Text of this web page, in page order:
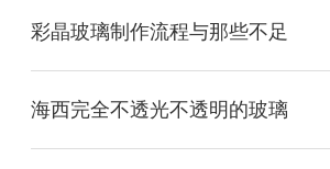
彩晶玻璃制作流程与那些不足
海西完全不透光不透明的玻璃